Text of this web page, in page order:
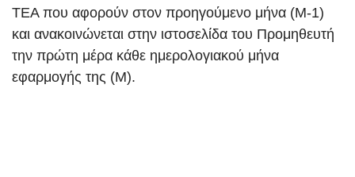
ΤΕΑ που αφορούν στον προηγούμενο μήνα (Μ-1)
και ανακοινώνεται στην ιστοσελίδα του Προμηθευτή
την πρώτη μέρα κάθε ημερολογιακού μήνα
εφαρμογής της (Μ).